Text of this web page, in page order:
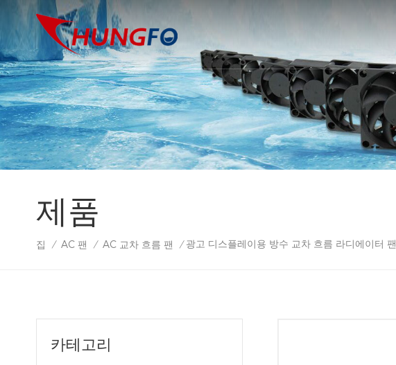
제품
집 / AC 팬 / AC 교차 흐름 팬 / 광고 디스플레이용 방수 교차 흐름 라디에이터 팬
카테고리